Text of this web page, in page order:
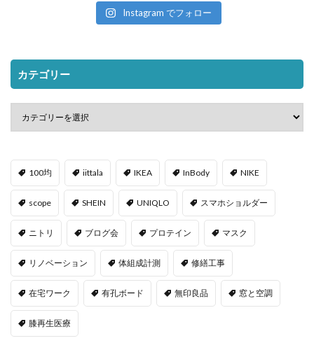
Instagram でフォロー
カテゴリー
100均 iittala IKEA InBody NIKE
scope SHEIN UNIQLO スマホショルダー
ニトリ ブログ会 プロテイン マスク
リノベーション 体組成計測 修繕工事
在宅ワーク 有孔ボード 無印良品 窓と空調
膝再生医療